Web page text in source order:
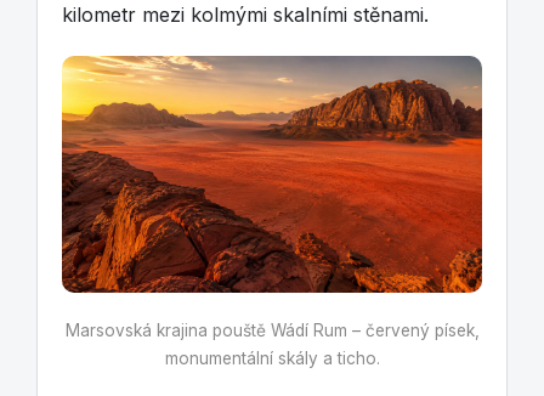
kilometr mezi kolmými skalními stěnami.
Marsovská krajina pouště Wádí Rum – červený písek,
monumentální skály a ticho.